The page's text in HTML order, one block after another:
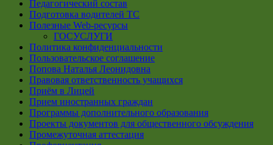
Педагогический состав
Подготовка водителей ТС
Полезные Web-ресурсы
ГОСУСЛУГИ
Политика конфиденциальности
Пользовательское соглашение
Попова Наталья Леонидовна
Правовая ответственность учащихся
Приём в Лицей
Прием иностранных граждан
Программы дополнительного образования
Проекты документов для общественного обсуждения
Промежуточная аттестация